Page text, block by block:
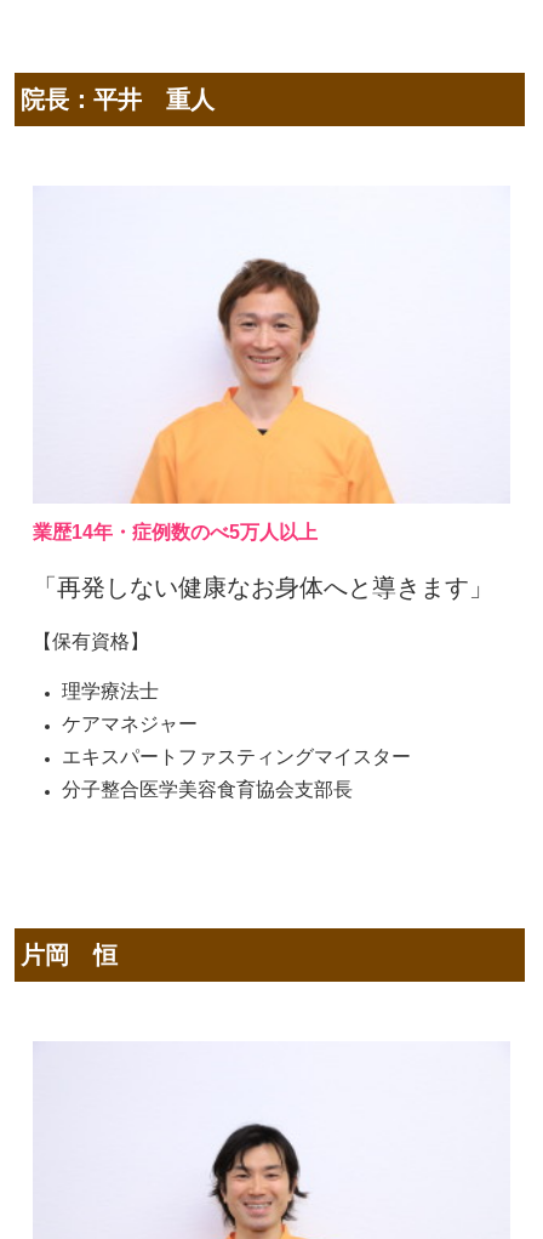
院長：平井 重人
業歴14年・症例数のべ5万人以上
「再発しない健康なお身体へと導きます」
【保有資格】
理学療法士
ケアマネジャー
エキスパートファスティングマイスター
分子整合医学美容食育協会支部長
片岡 恒